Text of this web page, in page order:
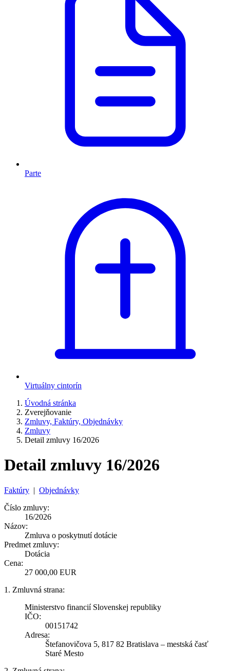
Parte
Virtuálny cintorín
Úvodná stránka
Zverejňovanie
Zmluvy, Faktúry, Objednávky
Zmluvy
Detail zmluvy 16/2026
Detail zmluvy 16/2026
Faktúry | Objednávky
Číslo zmluvy:
16/2026
Názov:
Zmluva o poskytnutí dotácie
Predmet zmluvy:
Dotácia
Cena:
27 000,00 EUR
1. Zmluvná strana:
Ministerstvo financií Slovenskej republiky
IČO:
00151742
Adresa:
Štefanovičova 5, 817 82 Bratislava – mestská časť
Staré Mesto